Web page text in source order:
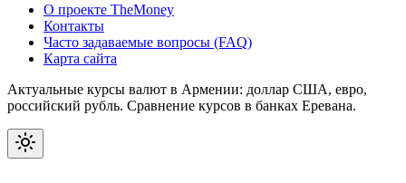
О проекте TheMoney
Контакты
Часто задаваемые вопросы (FAQ)
Карта сайта
Актуальные курсы валют в Армении: доллар США, евро,
российский рубль. Сравнение курсов в банках Еревана.